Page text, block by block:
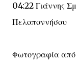
04:22 Γιάννης
Πελοποννήσου
Φωτογραφία από